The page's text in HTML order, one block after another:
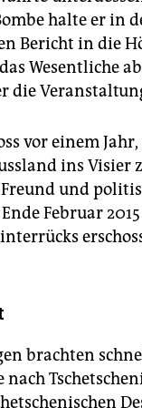
halte er in
Bericht in die
Wesentliche
die
vor einem
ins Visier
und
Februar
brachten
nach